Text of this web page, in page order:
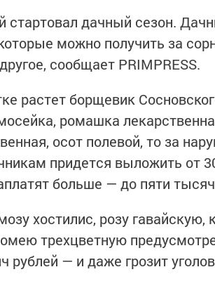
стартовал дачный сезон.
можно получить за
сообщает PRIMPRESS.
растет борщевик
ромашка
осот полевой, то за
придется выложить от
больше — до пяти
хостилис, розу
трехцветную
рублей — и даже грозит